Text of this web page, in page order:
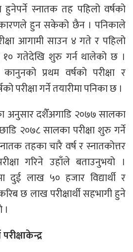
हुनेपर्ने स्नातक तह पहिलो वर्षको
कारणले हुन सकेको छैन । पनिकाले
आगामी साउन ४ गते र पहिलो
१० गतेदेखि शुरु गर्न थालेको छ ।
प्रथम वर्षको परीक्षा र
परीक्षा गर्ने तयारीमा पनिका छ ।
अनुसार दशैँअगाडि २०७७ सालका
२०७८ सालका परीक्षा शुरु गर्ने
तहका चारै वर्ष र स्नातकोत्तर
गरिने उहाँले बताउनुभयो ।
दुई लाख ५० हजार विद्यार्थी र
छ लाख परीक्षार्थी सहभागी हुने